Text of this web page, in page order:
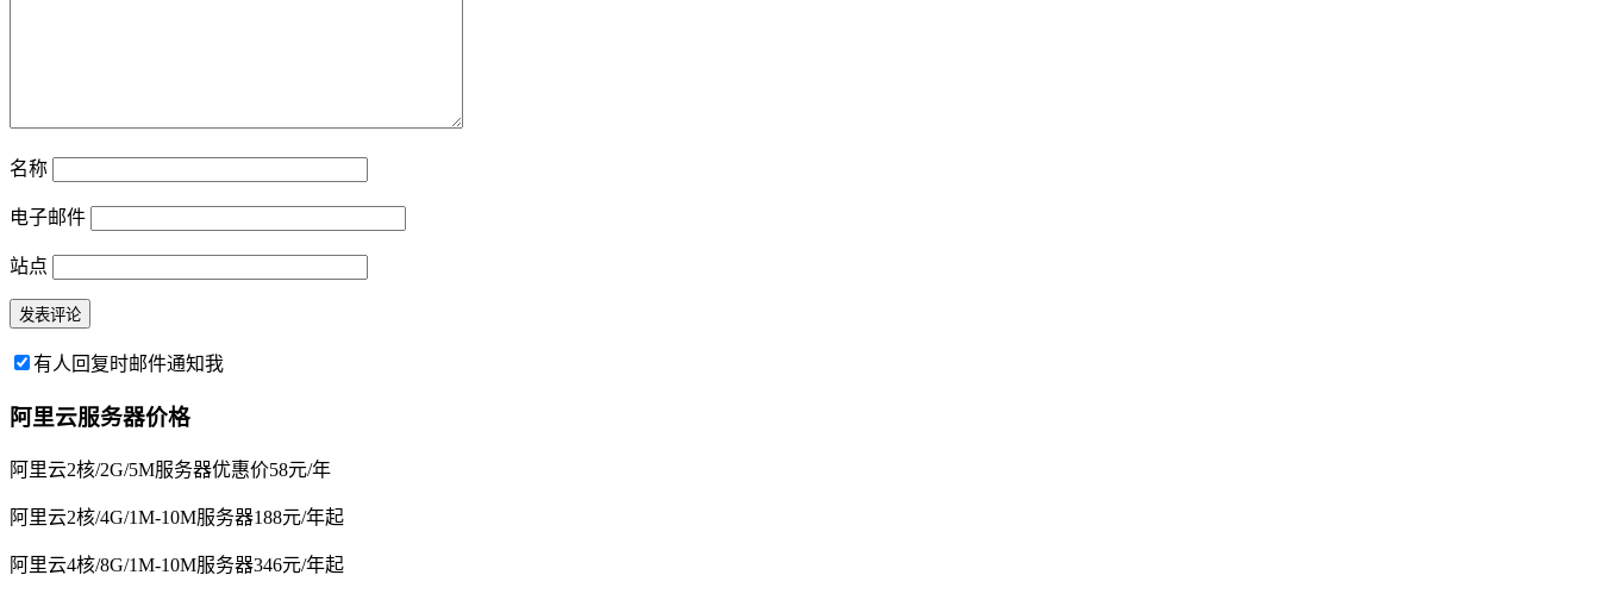
名称
电子邮件
站点
有人回复时邮件通知我
阿里云服务器价格
阿里云2核/2G/5M服务器优惠价58元/年
阿里云2核/4G/1M-10M服务器188元/年起
阿里云4核/8G/1M-10M服务器346元/年起